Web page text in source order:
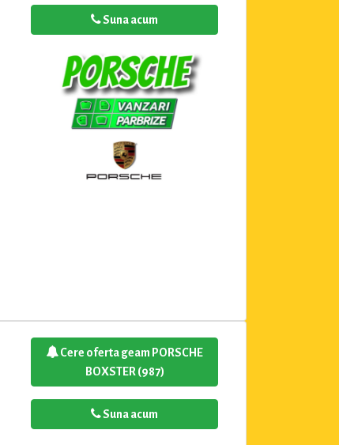
Suna acum
Cere oferta geam PORSCHE
BOXSTER (987)
Suna acum